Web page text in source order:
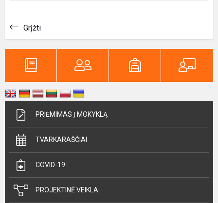
Grįžti
PRIĖMIMAS Į MOKYKLĄ
TVARKARAŠČIAI
COVID-19
PROJEKTINĖ VEIKLA